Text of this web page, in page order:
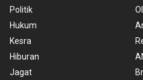
Politik
Hukum
Kesra
Hiburan
Jagat